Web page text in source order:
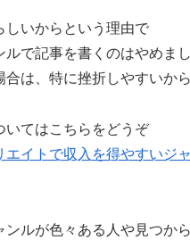
しいからという理由で
で記事を書くのはやめまし
は、特に挫折しやすいから
いてはこちらをどうぞ
エイトで収入を得やすいジ
ンルが色々ある人や見つか